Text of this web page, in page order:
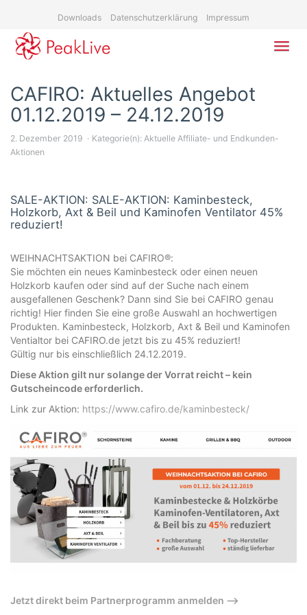
content
Downloads Datenschutzerklärung Impressum
CAFIRO: Aktuelles Angebot
01.12.2019 – 24.12.2019
2. Dezember 2019 Kategorie(n): Aktuelle Affiliate- und Endkunden-
Aktionen
SALE-AKTION: SALE-AKTION: Kaminbesteck,
Holzkorb, Axt & Beil und Kaminofen Ventilator 45%
reduziert!
WEIHNACHTSAKTION bei CAFIRO®:
Sie möchten ein neues Kaminbesteck oder einen neuen
Holzkorb kaufen oder sind auf der Suche nach einem
ausgefallenen Geschenk? Dann sind Sie bei CAFIRO genau
richtig! Hier finden Sie eine große Auswahl an hochwertigen
Produkten. Kaminbesteck, Holzkorb, Axt & Beil und Kaminofen
Ventialtor bei CAFIRO.de jetzt bis zu 45% reduziert!
Gültig nur bis einschließlich 24.12.2019.
Diese Aktion gilt nur solange der Vorrat reicht – kein
Gutscheincode erforderlich.
Link zur Aktion: https://www.cafiro.de/kaminbesteck/
Jetzt direkt beim Partnerprogramm anmelden –>